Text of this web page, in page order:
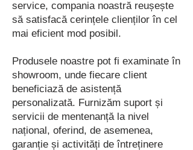
service, compania noastră reușește
să satisfacă cerințele clienților în cel
mai eficient mod posibil.
Produsele noastre pot fi examinate în
showroom, unde fiecare client
beneficiază de asistență
personalizată. Furnizăm suport și
servicii de mentenanță la nivel
național, oferind, de asemenea,
garanție și activități de întreținere